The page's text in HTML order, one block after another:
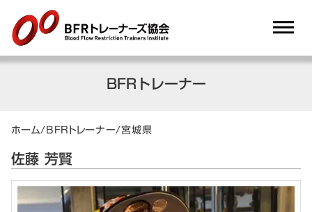
dehaze
BFRトレーナー
ホーム/BFRトレーナー/宮城県
佐藤 芳賢